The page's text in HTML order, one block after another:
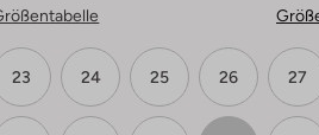
23 24 25 26 27